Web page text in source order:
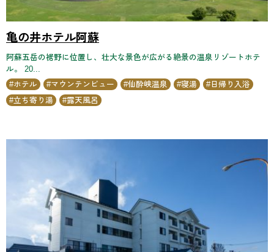
亀の井ホテル阿蘇
阿蘇五岳の裾野に位置し、壮大な景色が広がる絶景の温泉リゾートホテ
ル。 20...
ホテル
マウンテンビュー 仙酔峡温泉 寝湯
日帰り入浴
立ち寄り湯
露天風呂